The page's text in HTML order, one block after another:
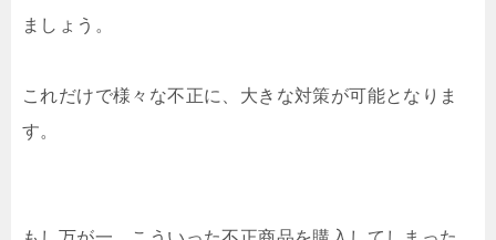
ましょう。
これだけで様々な不正に、大きな対策が可能となりま
す。